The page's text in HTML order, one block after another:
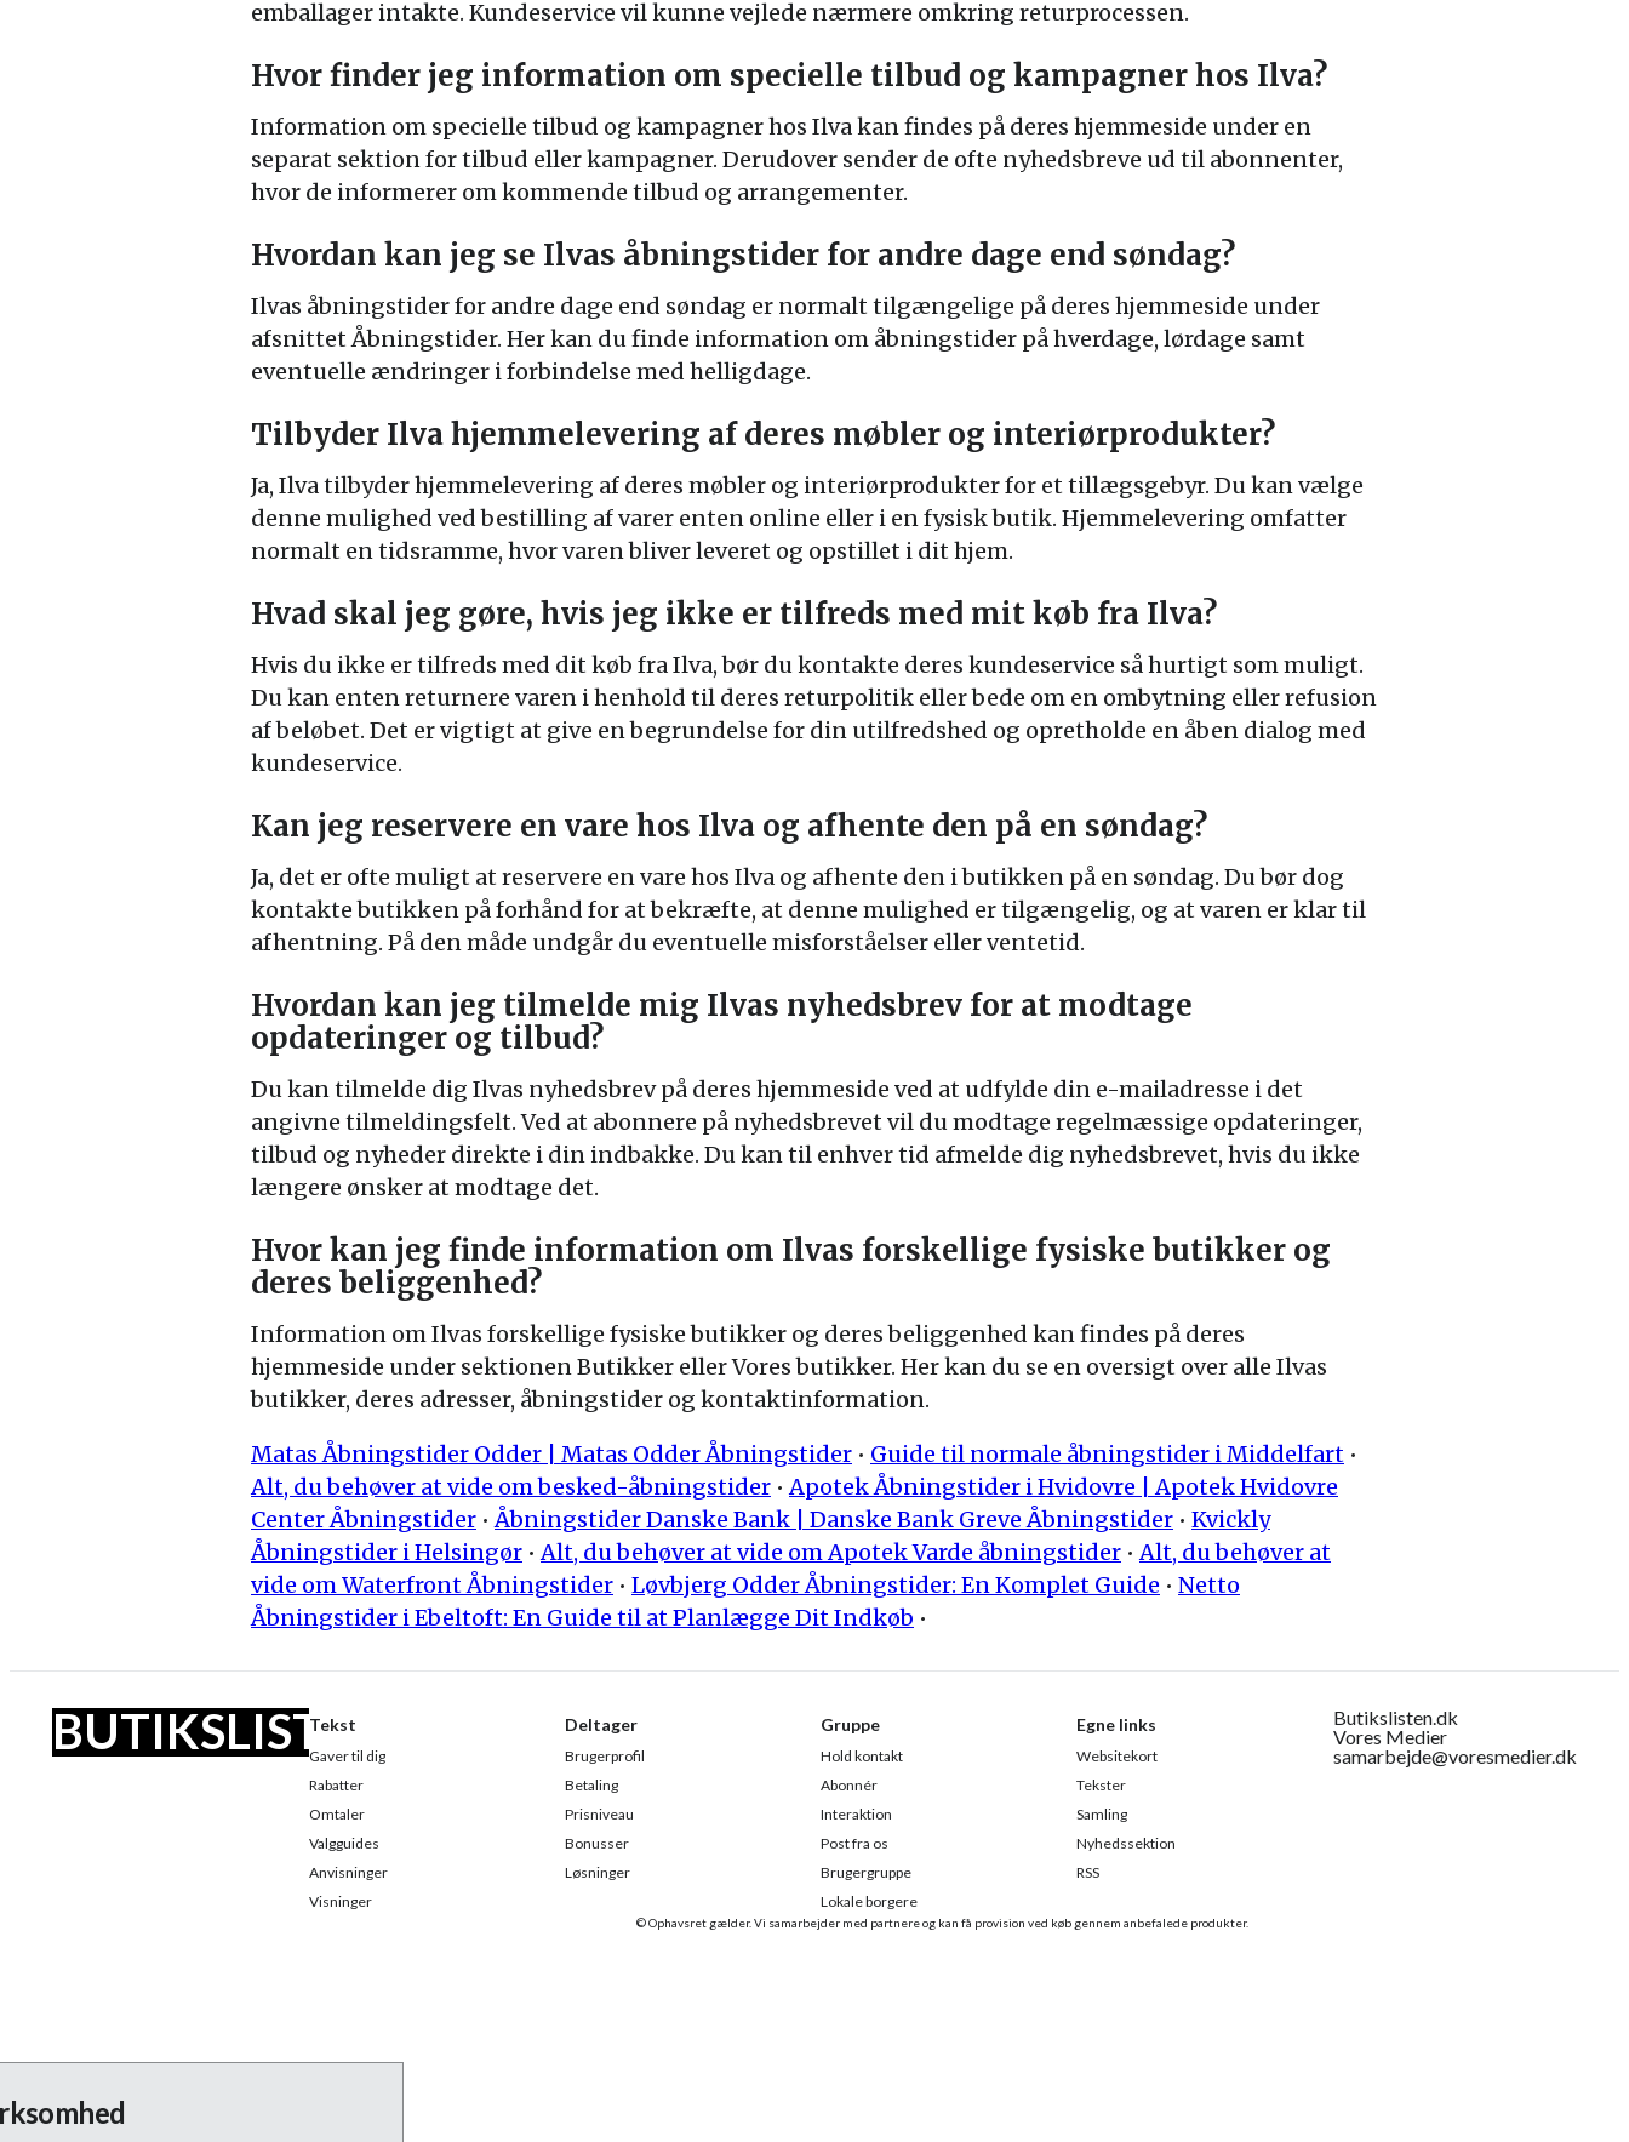
emballager intakte. Kundeservice vil kunne vejlede nærmere omkring returprocessen.
Hvor finder jeg information om specielle tilbud og kampagner hos Ilva?
Information om specielle tilbud og kampagner hos Ilva kan findes på deres hjemmeside under en
separat sektion for tilbud eller kampagner. Derudover sender de ofte nyhedsbreve ud til abonnenter,
hvor de informerer om kommende tilbud og arrangementer.
Hvordan kan jeg se Ilvas åbningstider for andre dage end søndag?
Ilvas åbningstider for andre dage end søndag er normalt tilgængelige på deres hjemmeside under
afsnittet Åbningstider. Her kan du finde information om åbningstider på hverdage, lørdage samt
eventuelle ændringer i forbindelse med helligdage.
Tilbyder Ilva hjemmelevering af deres møbler og interiørprodukter?
Ja, Ilva tilbyder hjemmelevering af deres møbler og interiørprodukter for et tillægsgebyr. Du kan vælge
denne mulighed ved bestilling af varer enten online eller i en fysisk butik. Hjemmelevering omfatter
normalt en tidsramme, hvor varen bliver leveret og opstillet i dit hjem.
Hvad skal jeg gøre, hvis jeg ikke er tilfreds med mit køb fra Ilva?
Hvis du ikke er tilfreds med dit køb fra Ilva, bør du kontakte deres kundeservice så hurtigt som muligt.
Du kan enten returnere varen i henhold til deres returpolitik eller bede om en ombytning eller refusion
af beløbet. Det er vigtigt at give en begrundelse for din utilfredshed og opretholde en åben dialog med
kundeservice.
Kan jeg reservere en vare hos Ilva og afhente den på en søndag?
Ja, det er ofte muligt at reservere en vare hos Ilva og afhente den i butikken på en søndag. Du bør dog
kontakte butikken på forhånd for at bekræfte, at denne mulighed er tilgængelig, og at varen er klar til
afhentning. På den måde undgår du eventuelle misforståelser eller ventetid.
Hvordan kan jeg tilmelde mig Ilvas nyhedsbrev for at modtage
opdateringer og tilbud?
Du kan tilmelde dig Ilvas nyhedsbrev på deres hjemmeside ved at udfylde din e-mailadresse i det
angivne tilmeldingsfelt. Ved at abonnere på nyhedsbrevet vil du modtage regelmæssige opdateringer,
tilbud og nyheder direkte i din indbakke. Du kan til enhver tid afmelde dig nyhedsbrevet, hvis du ikke
længere ønsker at modtage det.
Hvor kan jeg finde information om Ilvas forskellige fysiske butikker og
deres beliggenhed?
Information om Ilvas forskellige fysiske butikker og deres beliggenhed kan findes på deres
hjemmeside under sektionen Butikker eller Vores butikker. Her kan du se en oversigt over alle Ilvas
butikker, deres adresser, åbningstider og kontaktinformation.
Matas Åbningstider Odder | Matas Odder Åbningstider • Guide til normale åbningstider i Middelfart •
Alt, du behøver at vide om besked-åbningstider •Apotek Åbningstider i Hvidovre | Apotek Hvidovre
Center Åbningstider •Åbningstider Danske Bank | Danske Bank Greve Åbningstider • Kvickly
Åbningstider i Helsingør •Alt, du behøver at vide om Apotek Varde åbningstider •Alt, du behøver at
vide om Waterfront Åbningstider • Løvbjerg Odder Åbningstider: En Komplet Guide • Netto
Åbningstider i Ebeltoft: En Guide til at Planlægge Dit Indkøb •
BUTIKSLISTEN
© Ophavsret gælder. Vi samarbejder med partnere og kan få provision ved køb gennem anbefalede produkter.
Tekst
Gaver til dig
Rabatter
Omtaler
Valgguides
Anvisninger
Visninger
Deltager
Brugerprofil
Betaling
Prisniveau
Bonusser
Løsninger
Gruppe
Hold kontakt
Abonnér
Interaktion
Post fra os
Brugergruppe
Lokale borgere
Egne links
Websitekort
Tekster
Samling
Nyhedssektion
RSS
Butikslisten.dk
Vores Medier
samarbejde@voresmedier.dk